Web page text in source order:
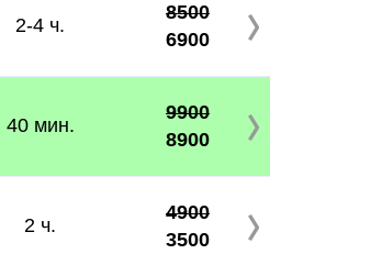
2-4 ч.
8500
6900
40 мин.
9900
8900
2 ч.
4900
3500